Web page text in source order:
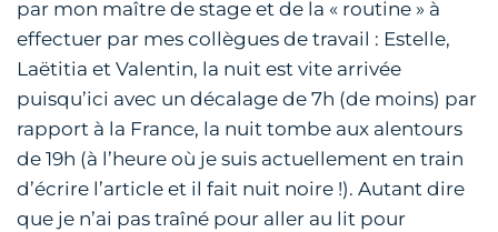
par mon maître de stage et de la « routine » à
effectuer par mes collègues de travail : Estelle,
Laëtitia et Valentin, la nuit est vite arrivée
puisqu’ici avec un décalage de 7h (de moins) par
rapport à la France, la nuit tombe aux alentours
de 19h (à l’heure où je suis actuellement en train
d’écrire l’article et il fait nuit noire !). Autant dire
que je n’ai pas traîné pour aller au lit pour